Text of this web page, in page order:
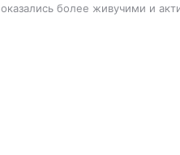
более живучими и